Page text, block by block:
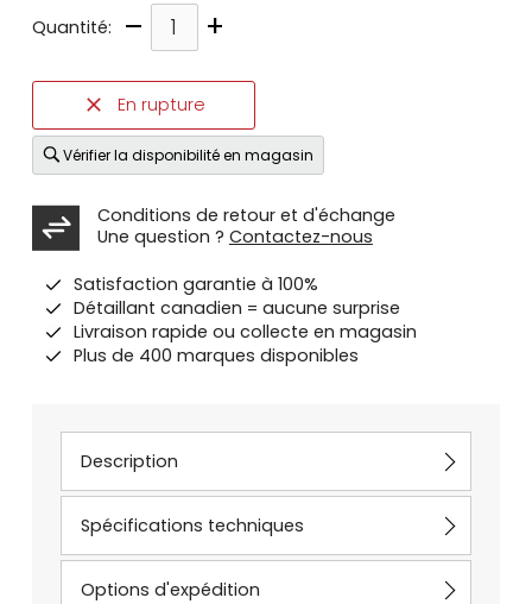
Quantité: – +
En rupture
Vérifier la disponibilité en magasin
Conditions de retour et d'échange
Une question ? Contactez-nous
Satisfaction garantie à 100%
Détaillant canadien = aucune surprise
Livraison rapide ou collecte en magasin
Plus de 400 marques disponibles
Description
Spécifications techniques
Options d'expédition